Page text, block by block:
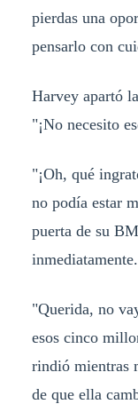
pierdas una
pensarlo con
Harvey apartó
"¡No necesito
"¡Oh, qué
no podía estar
puerta de su
inmediatamente.
"Querida, no
esos cinco
rindió mientras
de que ella